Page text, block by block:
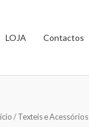
LOJA Contactos
/Texteis e Acessórios